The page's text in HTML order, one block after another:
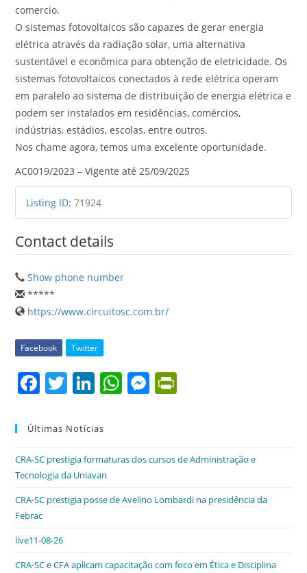
comercio.
O sistemas fotovoltaicos são capazes de gerar energia
elétrica através da radiação solar, uma alternativa
sustentável e econômica para obtenção de eletricidade. Os
sistemas fotovoltaicos conectados à rede elétrica operam
em paralelo ao sistema de distribuição de energia elétrica e
podem ser instalados em residências, comércios,
indústrias, estádios, escolas, entre outros.
Nos chame agora, temos uma excelente oportunidade.
AC0019/2023 – Vigente até 25/09/2025
Listing ID:71924
Contact details
Show phone number
*****
https://www.circuitosc.com.br/
Facebook Twitter
F
c
e
b
o
o
k
T
itt
er
Li
k
dI
n
W
A
p
M
n
g
ri
e
n
Últimas Notícias
CRA-SC prestigia formaturas dos cursos de Administração e
Tecnologia da Uniavan
CRA-SC prestigia posse de Avelino Lombardi na presidência da
Febrac
live11-08-26
CRA-SC e CFA aplicam capacitação com foco em Ética e Disciplina